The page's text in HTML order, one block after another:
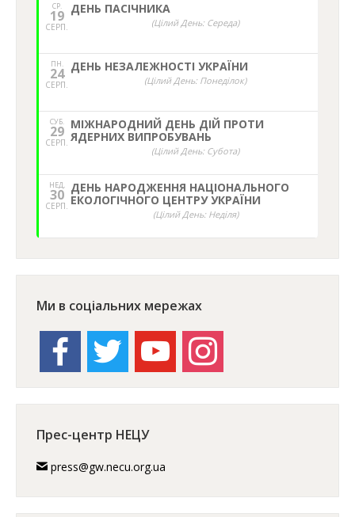
СР.
19
СЕРП.
ДЕНЬ ПАСІЧНИКА
(Цілий День: Середа)
ПН.
24
СЕРП.
ДЕНЬ НЕЗАЛЕЖНОСТІ УКРАЇНИ
(Цілий День: Понеділок)
СУБ.
29
СЕРП.
МІЖНАРОДНИЙ ДЕНЬ ДІЙ ПРОТИ
ЯДЕРНИХ ВИПРОБУВАНЬ
(Цілий День: Субота)
НЕД,
30
СЕРП.
ДЕНЬ НАРОДЖЕННЯ НАЦІОНАЛЬНОГО
ЕКОЛОГІЧНОГО ЦЕНТРУ УКРАЇНИ
(Цілий День: Неділя)
Ми в соціальних мережах
facebook twitter youtube instagram
Прес-центр НЕЦУ
press@gw.necu.org.ua